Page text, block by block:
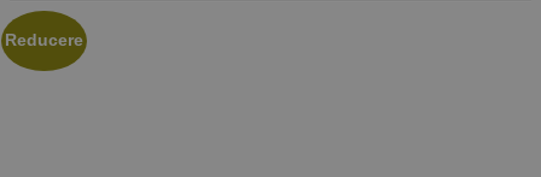
Reducere